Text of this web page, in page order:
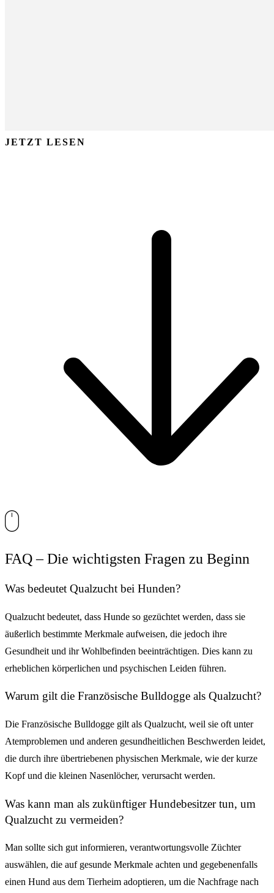
JETZT LESEN
FAQ – Die wichtigsten Fragen zu Beginn
Was bedeutet Qualzucht bei Hunden?
Qualzucht bedeutet, dass Hunde so gezüchtet werden, dass sie
äußerlich bestimmte Merkmale aufweisen, die jedoch ihre
Gesundheit und ihr Wohlbefinden beeinträchtigen. Dies kann zu
erheblichen körperlichen und psychischen Leiden führen.
Warum gilt die Französische Bulldogge als Qualzucht?
Die Französische Bulldogge gilt als Qualzucht, weil sie oft unter
Atemproblemen und anderen gesundheitlichen Beschwerden leidet,
die durch ihre übertriebenen physischen Merkmale, wie der kurze
Kopf und die kleinen Nasenlöcher, verursacht werden.
Was kann man als zukünftiger Hundebesitzer tun, um
Qualzucht zu vermeiden?
Man sollte sich gut informieren, verantwortungsvolle Züchter
auswählen, die auf gesunde Merkmale achten und gegebenenfalls
einen Hund aus dem Tierheim adoptieren, um die Nachfrage nach